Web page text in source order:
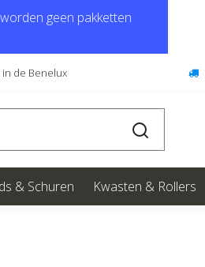
geen pakketten
in de Benelux
& Schuren Kwasten & Rollers